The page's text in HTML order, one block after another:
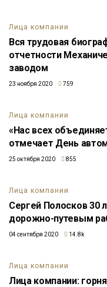
Лица компании
Вся трудовая
отчетности
заводом
23 ноября 2020 759
Лица компании
«Нас всех
отмечает День
25 октября 2020 855
Лица компании
Сергей Полосков 30
дорожно-путевым
04 сентября 2020 14.8k
Лица компании
Лица компании: